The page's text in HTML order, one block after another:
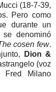
(18-7-39,
Pero como
durante un
se denominó
cosen few.
Dion &
(voz
Fred Milano